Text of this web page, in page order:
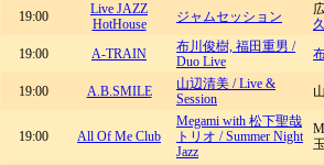
19:00
Live JAZZ
HotHouse
ジャムセッション
19:00
A-TRAIN
布川俊樹, 福田重男 /
Duo Live
19:00 A.B.SMILE
山辺清美 / Live &
Session
19:00 All Of Me Club
Megami with 松下聖哉
トリオ / Summer Night
Jazz